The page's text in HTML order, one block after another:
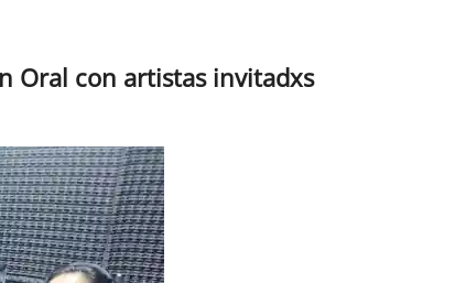
Oral con artistas invitadxs